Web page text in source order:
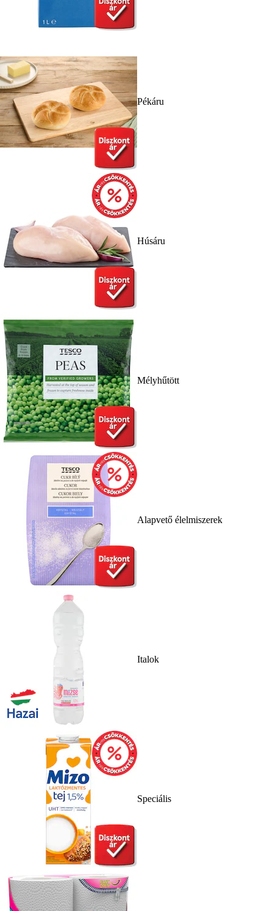
Pékáru
Húsáru
Mélyhűtött
Alapvető élelmiszerek
Italok
Speciális